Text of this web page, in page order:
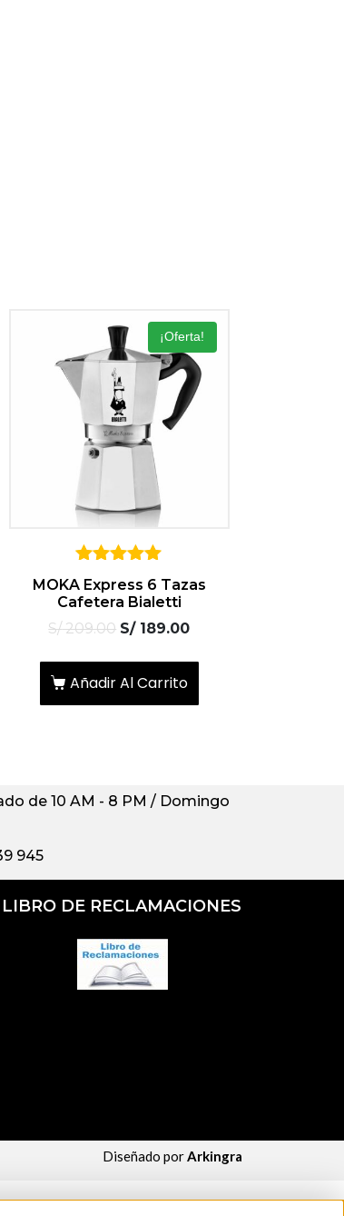
¡Oferta!
sobre 5
MOKA Express 6 Tazas
Cafetera Bialetti
S/209.00 S/189.00
Añadir Al Carrito
de 10 AM - 8 PM / Domingo
945
LIBRO DE RECLAMACIONES
Diseñado porArkingra